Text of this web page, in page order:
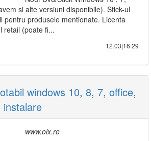
si alte versiuni disponibile). Stick-ul
pentru produsele mentionate. Licenta
retail (poate fi...
12.03|16:29
windows 10, 8, 7, office,
instalare
www.olx.ro